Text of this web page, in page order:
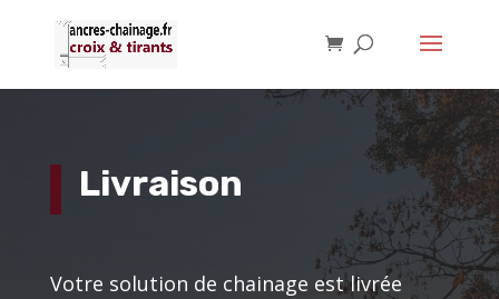
Livraison
Votre solution de chainage est livrée